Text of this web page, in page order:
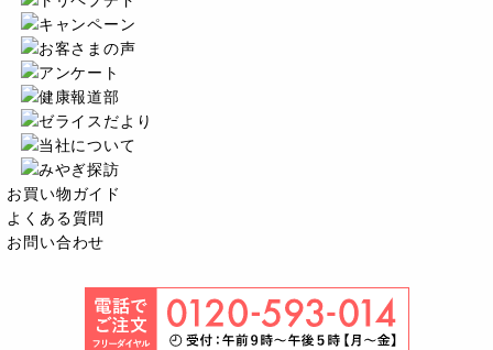
お買い物ガイド
よくある質問
お問い合わせ